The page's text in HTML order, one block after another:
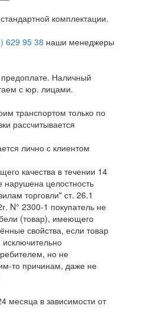
комплектации.
629 95 38 наши менеджеры
Наличный
с юр. лицами.
транспортом только по
рассчитывается
лично с клиентом
качества в течении 14
нарушена целостность
торговли" ст. 26.1
N° 2300-1 покупатель не
(товар), имеющего
свойства, если товар
но не
то причинам, даже не
месяца в зависимости от